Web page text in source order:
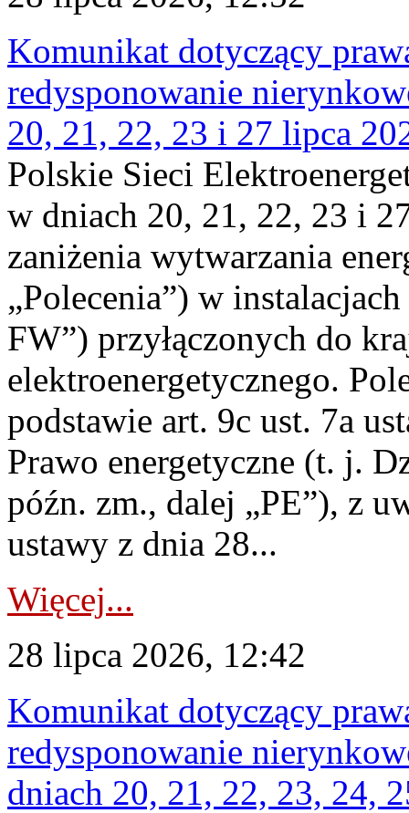
Komunikat dotyczący
redysponowanie
20, 21, 22, 23 i 27 lipca
Polskie Sieci
w dniach 20, 21, 22, 23 i
zaniżenia wytwarzania
„Polecenia”) w
FW”) przyłączonych do
elektroenergetycznego.
podstawie art. 9c ust. 7a
Prawo energetyczne (t. j.
późn. zm., dalej „PE”), z
ustawy z dnia 28...
Więcej...
28 lipca 2026, 12:42
Komunikat dotyczący
redysponowanie
dniach 20, 21, 22, 23, 24,